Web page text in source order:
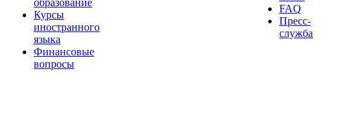
Курсы
иностранного
языка
Финансовые
вопросы
FAQ
Пресс-
служба